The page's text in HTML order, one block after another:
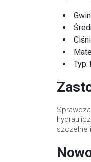
Typ:
szczelne i